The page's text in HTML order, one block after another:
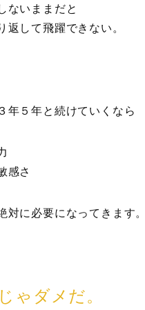
ないままだと
返して飛躍できない。
年５年と続けていくなら
感さ
対に必要になってきます
ゃダメだ。